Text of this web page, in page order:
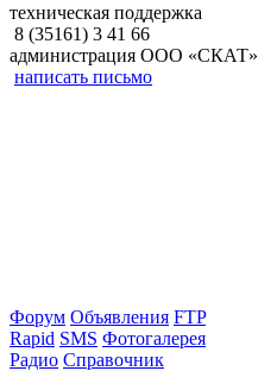
техническая поддержка
8 (35161) 3 41 66
администрация ООО «СКАТ»
написать письмо
Форум Объявления FTP
Rapid SMS Фотогалерея
Радио Справочник